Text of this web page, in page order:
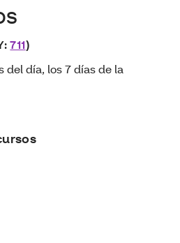
711)
del día, los 7 días de la